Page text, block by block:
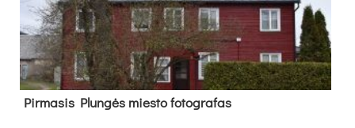
Pir­ma­sis Plun­gės mies­to fo­tog­ra­fas